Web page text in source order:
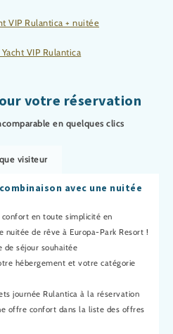
VIP Rulantica + nuitée
VIP Rulantica
votre réservation
en quelques clics
visiteur
avec une nuitée
en toute simplicité en
nuitée de rêve à Europa-Park Resort !
de séjour souhaitée
hébergement et votre catégorie
journée Rulantica à la réservation
offre confort dans la liste des offres